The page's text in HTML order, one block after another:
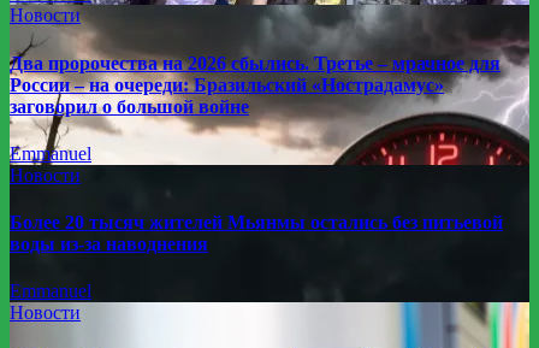
Новости
Два пророчества на 2026 сбылись. Третье – мрачное для
России – на очереди: Бразильский «Нострадамус»
заговорил о большой войне
Emmanuel
Новости
Более 20 тысяч жителей Мьянмы остались без питьевой
воды из-за наводнения
Emmanuel
Новости